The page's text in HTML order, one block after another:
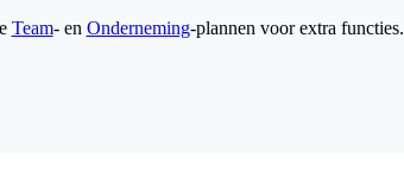
Team- en Onderneming-plannen voor extra functies.